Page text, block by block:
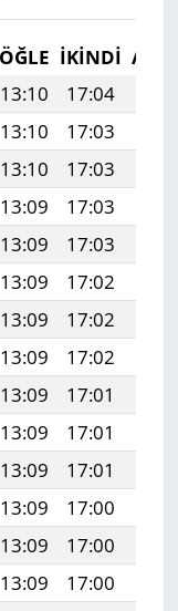
ÖĞLE İKINDI
13:10 17:04
13:10 17:03
13:10 17:03
13:09 17:03
13:09 17:03
13:09 17:02
13:09 17:02
13:09 17:02
13:09 17:01
13:09 17:01
13:09 17:01
13:09 17:00
13:09 17:00
13:09 17:00